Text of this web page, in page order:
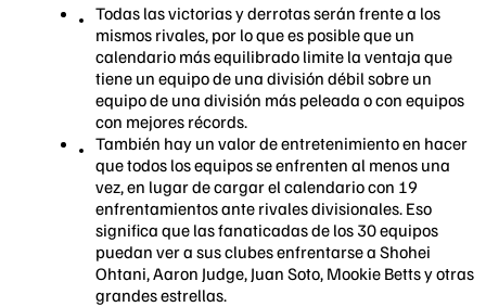
Todas las victorias y derrotas serán frente a los
mismos rivales, por lo que es posible que un
calendario más equilibrado limite la ventaja que
tiene un equipo de una división débil sobre un
equipo de una división más peleada o con equipos
con mejores récords.
También hay un valor de entretenimiento en hacer
que todos los equipos se enfrenten al menos una
vez, en lugar de cargar el calendario con 19
enfrentamientos ante rivales divisionales. Eso
significa que las fanaticadas de los 30 equipos
puedan ver a sus clubes enfrentarse a Shohei
Ohtani, Aaron Judge, Juan Soto, Mookie Betts y otras
grandes estrellas.